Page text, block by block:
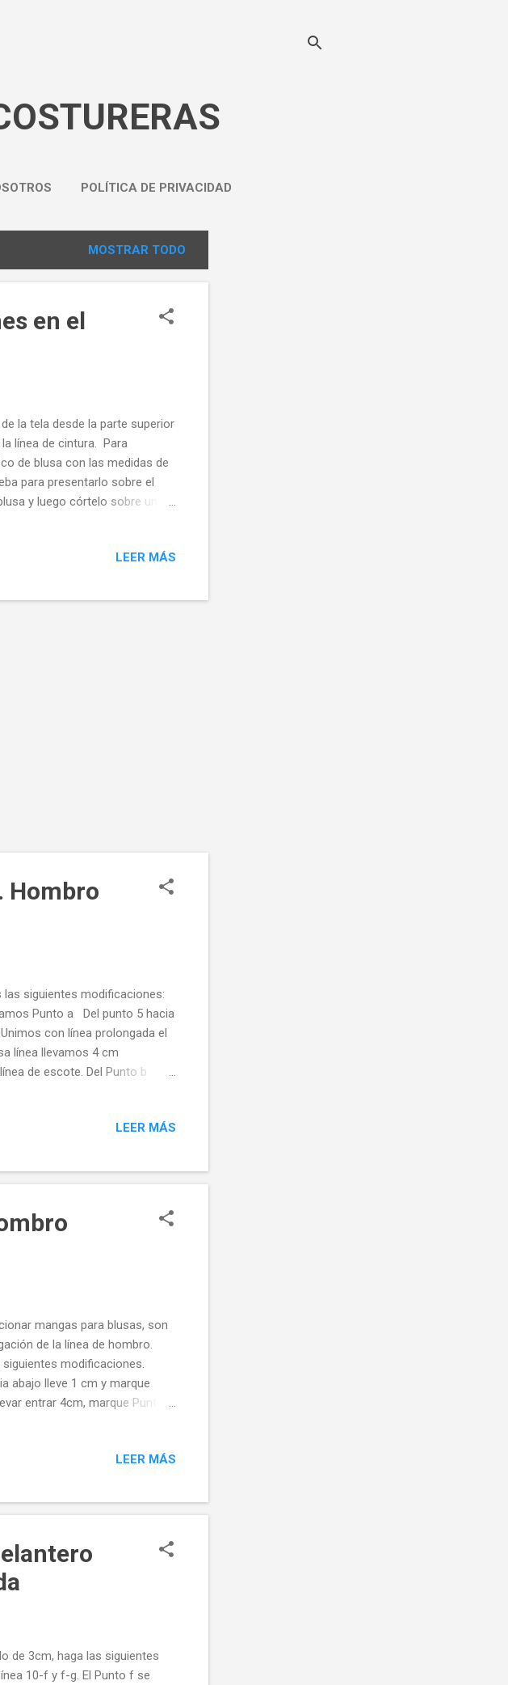
POLÍTICA DE PRIVACIDAD
MOSTRAR TODO
en el
la tela desde la parte superior
línea de cintura. Para
de blusa con las medidas de
para presentarlo sobre el
y luego córtelo sobre un
rectificaciones de espalda.
de los Puntos 3-5 y trace
LEER MÁS
Hombro
siguientes modificaciones:
Punto a Del punto 5 hacia
con línea prolongada el
línea llevamos 4 cm
de escote. Del Punto b
con curva más pronunciada.
Con suave curva. Del Punto 8
h. Unir los Puntos g-h con
2 cm desde el Punto ...
LEER MÁS
mangas para blusas, son
de la línea de hombro.
modificaciones.
abajo lleve 1 cm y marque
entrar 4cm, marque Punto 3'
LEER MÁS
de 3cm, haga las siguientes
10-f y f-g. El Punto f se